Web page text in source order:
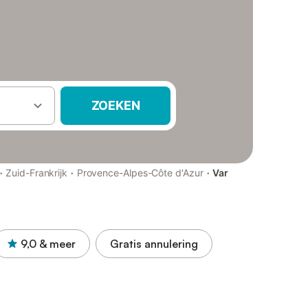
ZOEKEN
· Zuid-Frankrijk · Provence-Alpes-Côte d'Azur · Var
9,0 & meer Gratis annulering